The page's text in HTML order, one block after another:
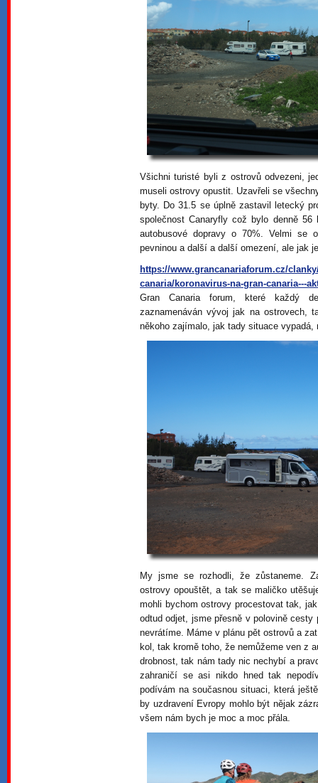
Všichni turisté byli z ostrovů odvezeni,
museli ostrovy opustit. Uzavřeli se
byty. Do 31.5 se úplně zastavil letecký
společnost Canaryfly což bylo denně
autobusové dopravy o 70%. Velmi se
pevninou a další a další omezení, ale jak
https://www.grancanariaforum.cz/
canaria/koronavirus-na-gran-canaria---
Gran Canaria forum, které každý
zaznamenáván vývoj jak na ostrovech,
někoho zajímalo, jak tady situace vypadá,
My jsme se rozhodli, že zůstaneme.
ostrovy opouštět, a tak se maličko
mohli bychom ostrovy procestovat tak,
odtud odjet, jsme přesně v polovině
nevrátíme. Máme v plánu pět ostrovů a
kol, tak kromě toho, že nemůžeme ven z
drobnost, tak nám tady nic nechybí a
zahraničí se asi nikdo hned tak
podívám na současnou situaci, která
by uzdravení Evropy mohlo být nějak
všem nám bych je moc a moc přála.